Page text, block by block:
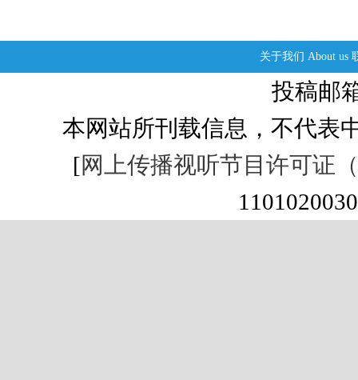
关于我们 About us
投稿邮
本网站所刊载信息，不代表
[网上传播视听节目许可证